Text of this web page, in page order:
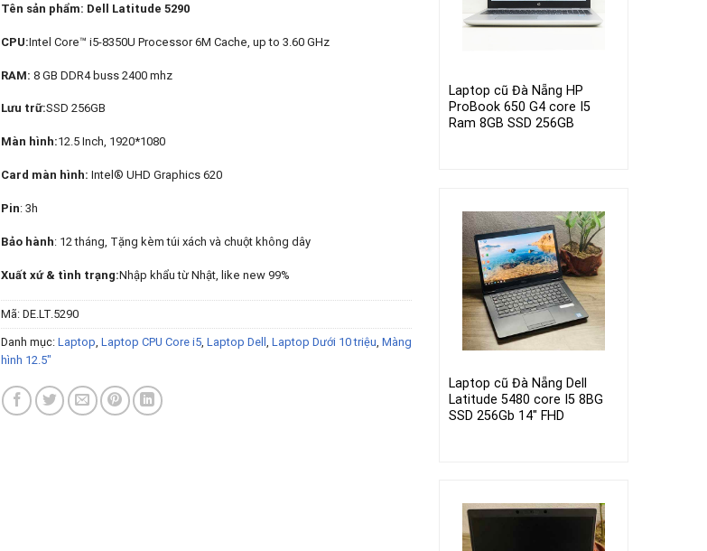
Tên sản phẩm: Dell Latitude 5290
CPU:Intel Core™ i5-8350U Processor 6M Cache, up to 3.60 GHz
RAM: 8 GB DDR4 buss 2400 mhz
Lưu trữ:SSD 256GB
Màn hình:12.5 Inch, 1920*1080
Card màn hình: Intel® UHD Graphics 620
Pin: 3h
Bảo hành: 12 tháng, Tặng kèm túi xách và chuột không dây
Xuất xứ & tình trạng:Nhập khẩu từ Nhật, like new 99%​
Mã: DE.LT.5290
Danh mục: Laptop Laptop CPU Core i5, Laptop Dell Laptop Dưới 10 triệu Màng
hình 12.5"
Laptop cũ Đà Nẵng HP
ProBook 650 G4 core I5
Ram 8GB SSD 256GB
Laptop cũ Đà Nẵng Dell
Latitude 5480 core I5 8BG
SSD 256Gb 14″ FHD